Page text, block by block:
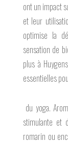
ont un impact
et leur
optimise la
sensation de
plus à
essentielles
du yoga.
stimulante et
romarin ou